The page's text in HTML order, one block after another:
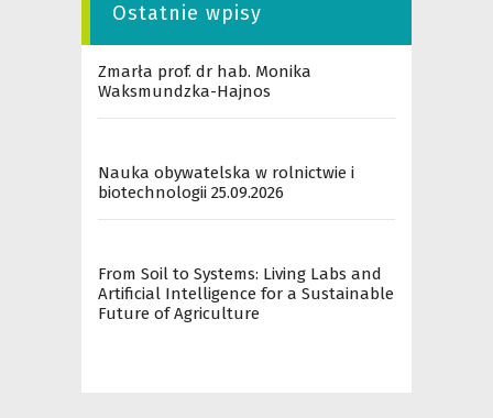
Ostatnie wpisy
Zmarła prof. dr hab. Monika
Waksmundzka-Hajnos
Nauka obywatelska w rolnictwie i
biotechnologii 25.09.2026
From Soil to Systems: Living Labs and
Artificial Intelligence for a Sustainable
Future of Agriculture